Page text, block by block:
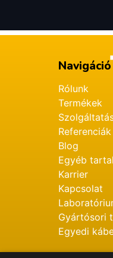
Navigáció
Rólunk
Termékek
Referenciák
Blog
Egyéb
Karrier
Kapcsolat
Gyártósori
Egyedi